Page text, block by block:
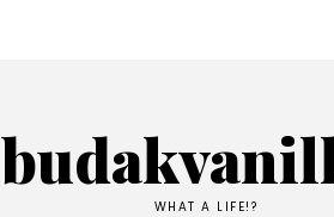
WHAT A LIFE!?